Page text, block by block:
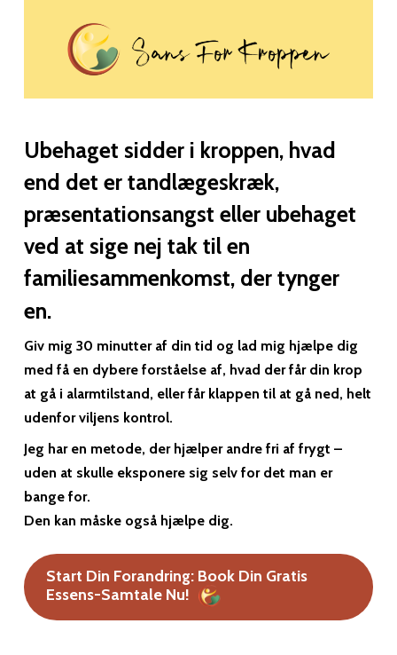
Ubehaget sidder i kroppen, hvad
end det er tandlægeskræk,
præsentationsangst eller ubehaget
ved at sige nej tak til en
familiesammenkomst, der tynger
en.
Giv mig 30 minutter af din tid og lad mig hjælpe dig
med få en dybere forståelse af, hvad der får din krop
at gå i alarmtilstand, eller får klappen til at gå ned, helt
udenfor viljens kontrol.
Jeg har en metode, der hjælper andre fri af frygt –
uden at skulle eksponere sig selv for det man er
bange for.
Den kan måske også hjælpe dig.
Start Din Forandring: Book Din Gratis
Essens-Samtale Nu!